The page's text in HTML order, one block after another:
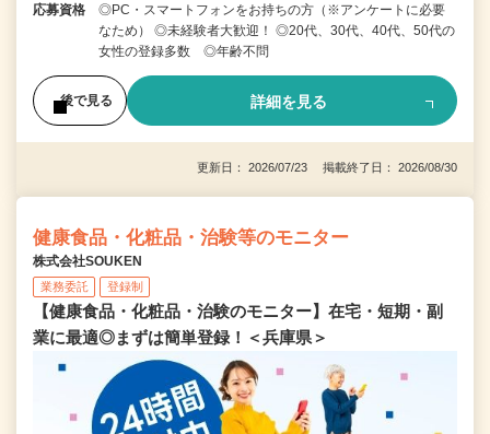
応募資格
◎PC・スマートフォンをお持ちの方（※アンケートに必要
なため） ◎未経験者大歓迎！ ◎20代、30代、40代、50代の
女性の登録多数 ◎年齢不問
後で見る 詳細を見る
更新日： 2026/07/23 掲載終了日： 2026/08/30
健康食品・化粧品・治験等のモニター
株式会社SOUKEN
業務委託 登録制
【健康食品・化粧品・治験のモニター】在宅・短期・副
業に最適◎まずは簡単登録！＜兵庫県＞